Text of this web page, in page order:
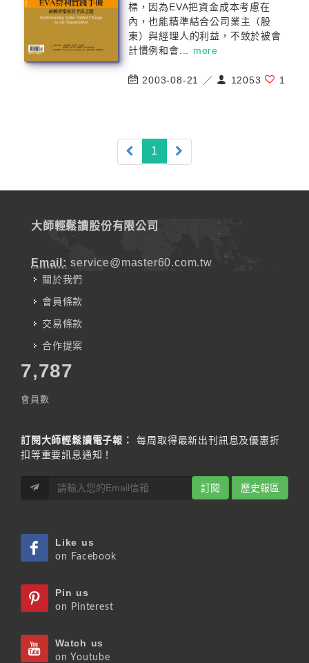
標，因為EVA把資金成本考慮在
內，也能精準結合公司業主（股
東）與經理人的利益，不致於被會
計慣例和會... more
2003-08-21 ／ 12053 1
1 (current)
大師輕鬆讀股份有限公司
Email: service@master60.com.tw
關於我們
會員條款
交易條款
合作提案
7,787
會員數
訂閱大師輕鬆讀電子報：
每周取得最新出刊訊息及優惠折
扣等重要訊息通知！
訂閱 歷史報區
Like us
on Facebook
Pin us
on Pinterest
Watch us
on Youtube